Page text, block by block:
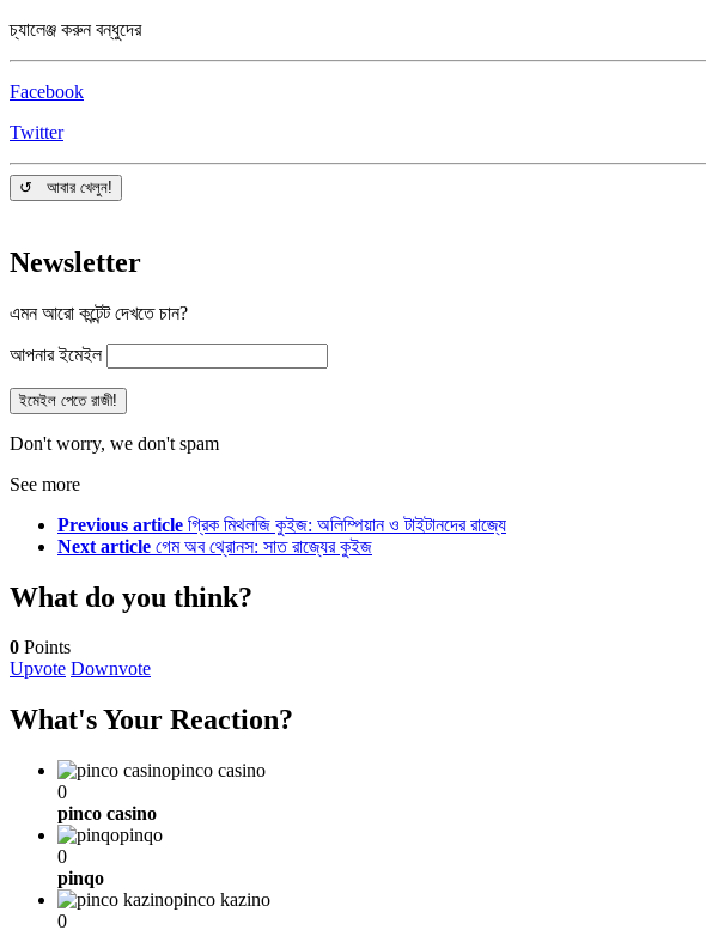
চ্যালেঞ্জ করুন বন্ধুদের
Facebook
Twitter
↺ আবার খেলুন!
Newsletter
এমন আরো কন্টেন্ট দেখতে চান?
আপনার ইমেইল
Don't worry, we don't spam
See more
Previous article গ্রিক মিথলজি কুইজ: অলিম্পিয়ান ও টাইটানদের রাজ্যে
Next article গেম অব থ্রোনস: সাত রাজ্যের কুইজ
What do you think?
0 Points
Upvote Downvote
What's Your Reaction?
pinco casino
0
pinco casino
pinqo
0
pinqo
pinco kazino
0